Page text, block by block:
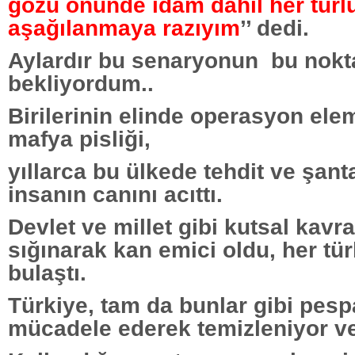
aşağılanmaya razıyım’’ dedi.
Aylardır bu senaryonun bu
bekliyordum..
Birilerinin elinde operasyon
mafya pisliği,
yıllarca bu ülkede tehdit ve
insanın canını acıttı.
Devlet ve millet gibi kutsal
sığınarak kan emici oldu, her
bulaştı.
Türkiye, tam da bunlar gibi
mücadele ederek temizleniyor